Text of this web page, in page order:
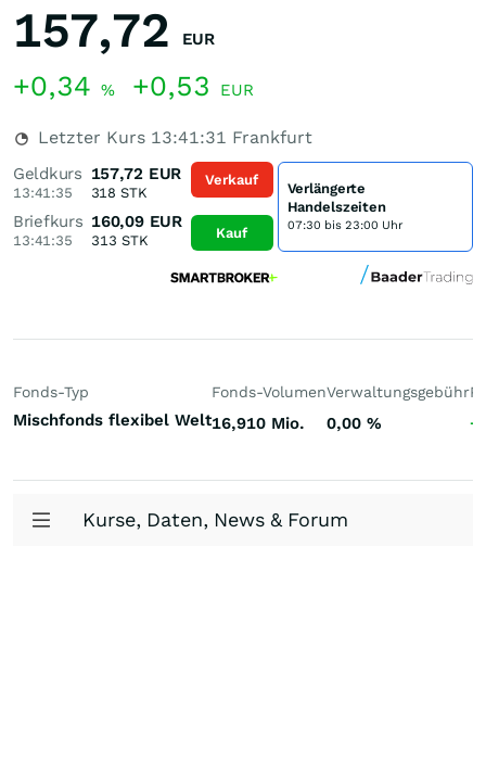
157,72 EUR
+0,34 % +0,53 EUR
Letzter Kurs 13:41:31 Frankfurt
Geldkurs
13:41:35
157,72 EUR
318 STK
Briefkurs
13:41:35
160,09 EUR
313 STK
Verkauf
Kauf
Verlängerte
Handelszeiten
07:30 bis 23:00 Uhr
Fonds-Typ
Mischfonds flexibel Welt
Fonds-Volumen
16,910 Mio.
Verwaltungsgebühr
0,00 %
Kurse, Daten, News & Forum